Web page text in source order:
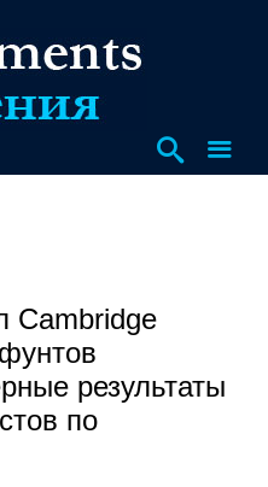
Cambridge
результаты
по